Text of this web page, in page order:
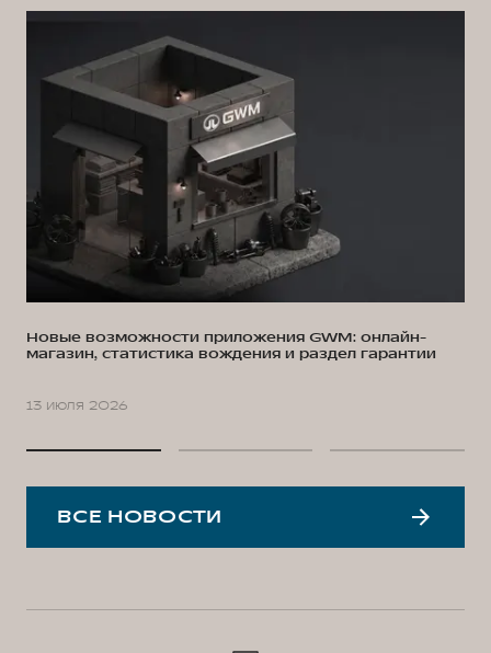
Новые возможности приложения GWM: онлайн-
магазин, статистика вождения и раздел гарантии
13 июля 2026
ВСЕ НОВОСТИ